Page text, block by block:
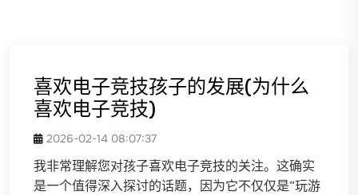
喜欢电子竞技孩子的发展(为什么
喜欢电子竞技)
2026-02-14 08:07:37
我非常理解您对孩子喜欢电子竞技的关注。这确实
是一个值得深入探讨的话题，因为它不仅仅是“玩游